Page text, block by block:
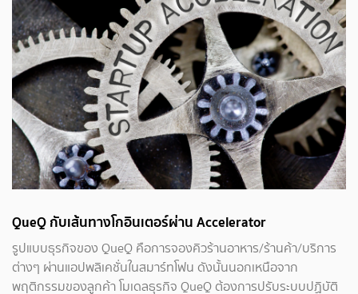
QueQ กับเส้นทางโกอินเตอร์ผ่าน Accelerator
รูปแบบธุรกิจของ QueQ คือการจองคิวร้านอาหาร/ร้านค้า/บริการ
ต่างๆ ผ่านแอปพลิเคชั่นในสมาร์ทโฟน ดังนั้นนอกเหนือจาก
พฤติกรรมของลูกค้า โมเดลธุรกิจ QueQ ต้องการปรับระบบปฏิบัติ